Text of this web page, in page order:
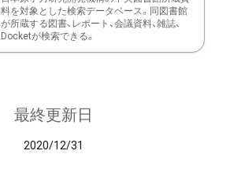
料を対象とした検索データベース。同図書館
が所蔵する図書、レポート、会議資料、雑誌、
Docketが検索できる。
最終更新日
2020/12/31